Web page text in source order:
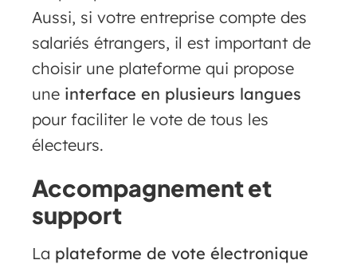
Aussi, si votre entreprise compte des
salariés étrangers, il est important de
choisir une plateforme qui propose
une interface en plusieurs langues
pour faciliter le vote de tous les
électeurs.
Accompagnement et
support
La plateforme de vote électronique